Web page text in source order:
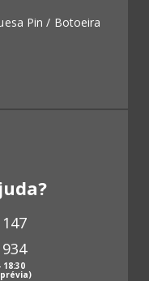
Pin / Botoeira
18:30